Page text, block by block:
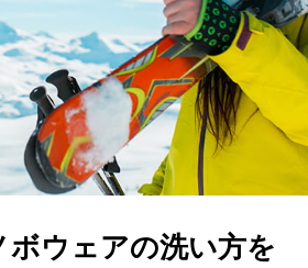
ボウェアの洗い方を